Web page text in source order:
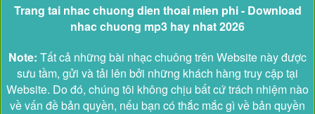
Trang tai nhac chuong dien thoai mien phi - Download
nhac chuong mp3 hay nhat 2026
Note: Tất cả những bài nhạc chuông trên Website này được
sưu tầm, gửi và tải lên bởi những khách hàng truy cập tại
Website. Do đó, chúng tôi không chịu bất cứ trách nhiệm nào
về vấn đề bản quyền, nếu bạn có thắc mắc gì về bản quyền